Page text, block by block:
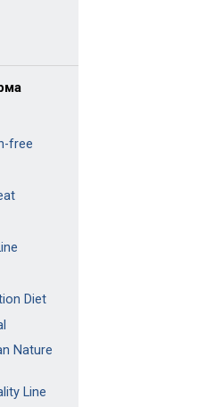
free
Diet
Nature
Line